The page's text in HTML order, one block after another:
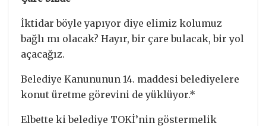
İktidar böyle yapıyor diye elimiz kolumuz
bağlı mı olacak? Hayır, bir çare bulacak, bir yol
açacağız.
Belediye Kanununun 14. maddesi belediyelere
konut üretme görevini de yüklüyor.*
Elbette ki belediye TOKİ’nin göstermelik